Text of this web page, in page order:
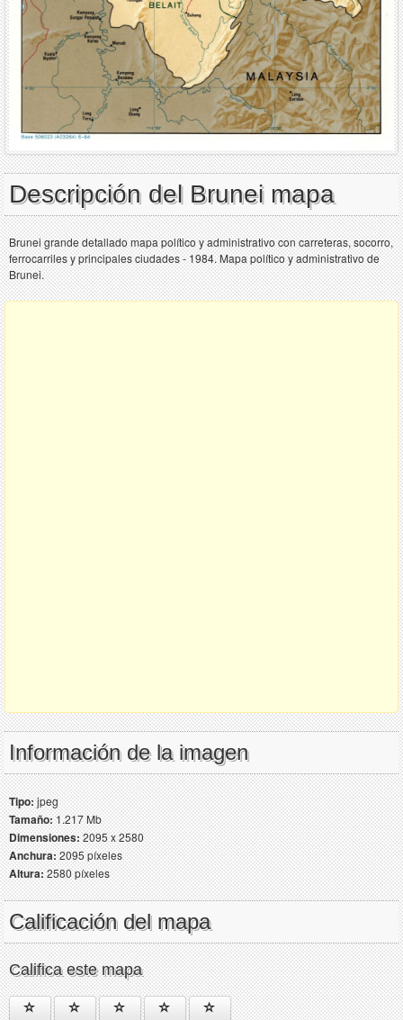
Descripción del Brunei mapa
Brunei grande detallado mapa político y administrativo con carreteras, socorro,
ferrocarriles y principales ciudades - 1984. Mapa político y administrativo de
Brunei.
Información de la imagen
Tipo:jpeg
Tamaño:1.217 Mb
Dimensiones:2095 x 2580
Anchura:2095 píxeles
Altura:2580 píxeles
Calificación del mapa
Califica este mapa